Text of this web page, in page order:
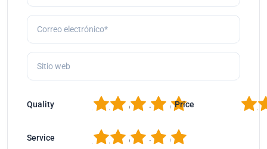
Quality 5
4
3
2 Price 2
Service 5
4
3
2